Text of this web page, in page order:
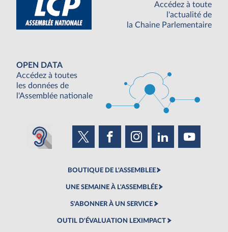
Accédez à toute
l'actualité de
la Chaine Parlementaire
OPEN DATA
Accédez à toutes
les données de
l'Assemblée nationale
BOUTIQUE DE L'ASSEMBLEE
UNE SEMAINE À L'ASSEMBLÉE
S'ABONNER À UN SERVICE
OUTIL D'ÉVALUATION LEXIMPACT